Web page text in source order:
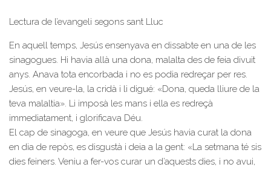
Lectura de l’evangeli segons sant Lluc
En aquell temps, Jesús ensenyava en dissabte en una de les
sinagogues. Hi havia allà una dona, malalta des de feia divuit
anys. Anava tota encorbada i no es podia redreçar per res.
Jesús, en veure-la, la cridà i li digué: «Dona, queda lliure de la
teva malaltia». Li imposà les mans i ella es redreçà
immediatament, i glorificava Déu.
El cap de sinagoga, en veure que Jesús havia curat la dona
en dia de repòs, es disgustà i deia a la gent: «La setmana té sis
dies feiners. Veniu a fer-vos curar un d’aquests dies, i no avui,